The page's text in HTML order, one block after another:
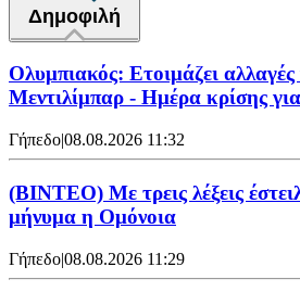
Δημοφιλή
Ολυμπιακός: Ετοιμάζει
Μεντιλίμπαρ - Ημέρα κρίσης
Γήπεδο|08.08.2026 11:32
(ΒΙΝΤΕΟ) Με τρεις λέξεις
μήνυμα η Ομόνοια
Γήπεδο|08.08.2026 11:29